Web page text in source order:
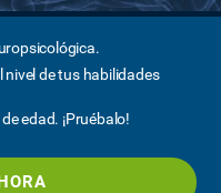
de tus habilidades
edad. ¡Pruébalo!